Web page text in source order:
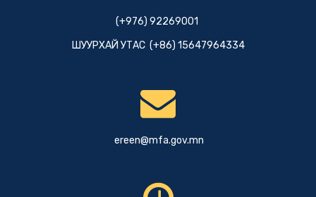
(+976) 92269001
ШУУРХАЙ УТАС (+86) 15647964334
ereen@mfa.gov.mn